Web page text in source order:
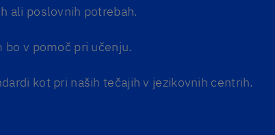
ali poslovnih potrebah.
bo v pomoč pri učenju.
kot pri naših tečajih v jezikovnih centrih.